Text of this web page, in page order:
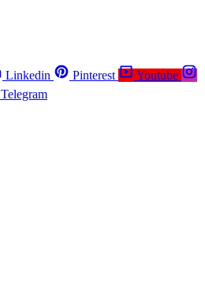
Linkedin Pinterest
Youtube
Telegram